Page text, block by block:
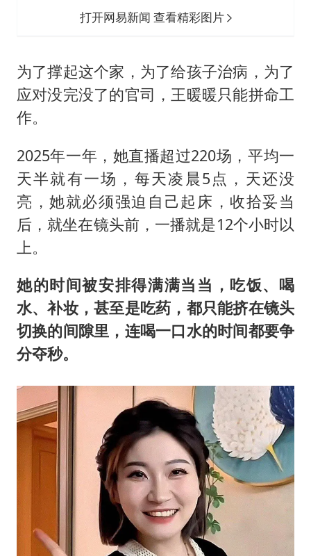
打开网易新闻 查看精彩图片
为了撑起这个家，为了给孩子治病，为了
应对没完没了的官司，王暖暖只能拼命工
作。
2025年一年，她直播超过220场，平均一
天半就有一场，每天凌晨5点，天还没
亮，她就必须强迫自己起床，收拾妥当
后，就坐在镜头前，一播就是12个小时以
上。
她的时间被安排得满满当当，吃饭、喝
水、补妆，甚至是吃药，都只能挤在镜头
切换的间隙里，连喝一口水的时间都要争
分夺秒。